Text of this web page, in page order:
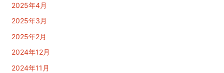
2025年4月
2025年3月
2025年2月
2024年12月
2024年11月